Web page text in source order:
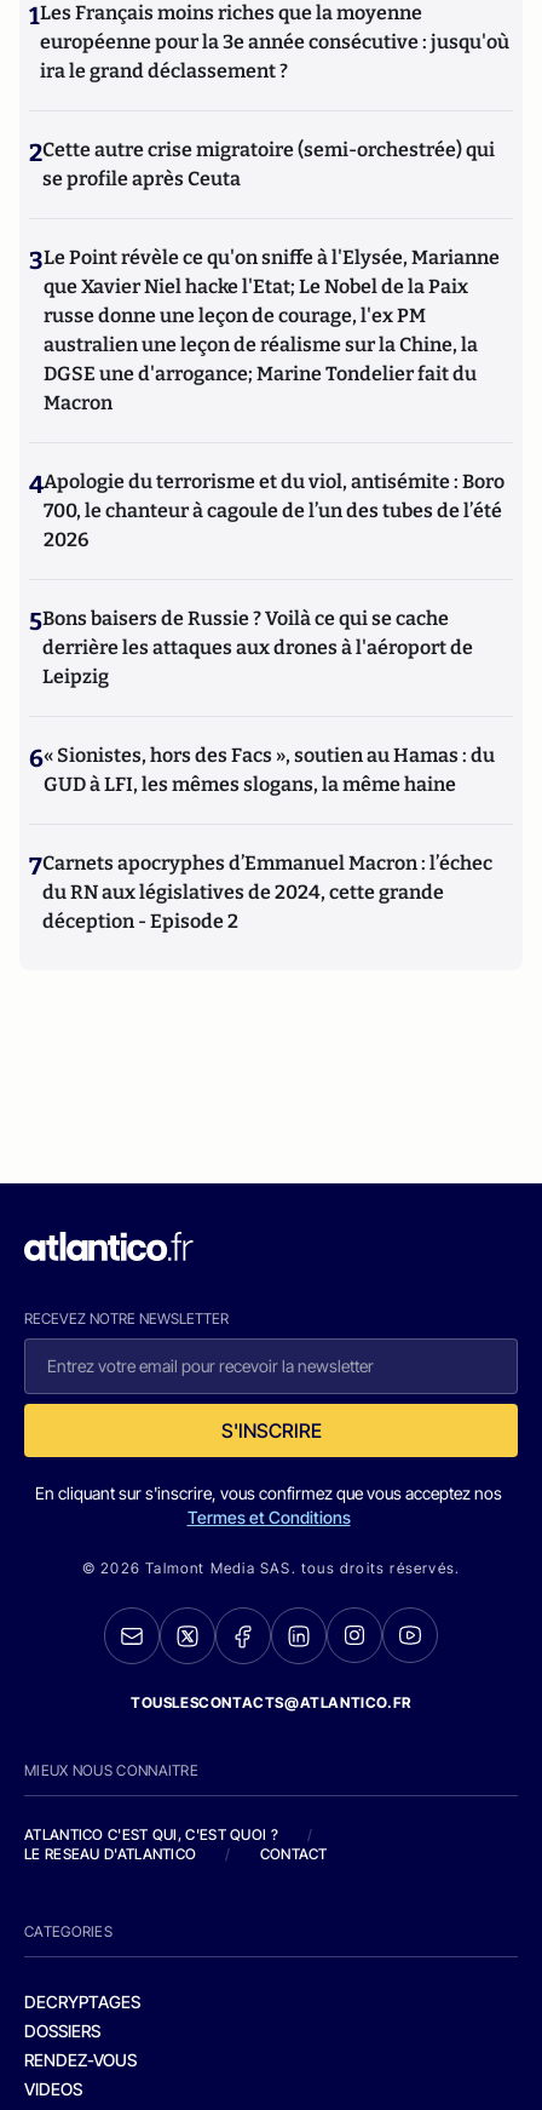
1Les Français moins riches que la moyenne
européenne pour la 3e année consécutive : jusqu'où
ira le grand déclassement ?
2Cette autre crise migratoire (semi-orchestrée) qui
se profile après Ceuta
3Le Point révèle ce qu'on sniffe à l'Elysée, Marianne
que Xavier Niel hacke l'Etat; Le Nobel de la Paix
russe donne une leçon de courage, l'ex PM
australien une leçon de réalisme sur la Chine, la
DGSE une d'arrogance; Marine Tondelier fait du
Macron
4Apologie du terrorisme et du viol, antisémite : Boro
700, le chanteur à cagoule de l’un des tubes de l’été
2026
5Bons baisers de Russie ? Voilà ce qui se cache
derrière les attaques aux drones à l'aéroport de
Leipzig
6« Sionistes, hors des Facs », soutien au Hamas : du
GUD à LFI, les mêmes slogans, la même haine
7Carnets apocryphes d’Emmanuel Macron : l’échec
du RN aux législatives de 2024, cette grande
déception - Episode 2
RECEVEZ NOTRE NEWSLETTER
S'INSCRIRE
En cliquant sur s'inscrire, vous confirmez que vous acceptez nos
Termes et Conditions
© 2026 Talmont Media SAS. tous droits réservés.
TOUSLESCONTACTS@ATLANTICO.FR
MIEUX NOUS CONNAITRE
ATLANTICO C'EST QUI, C'EST QUOI ?
/
LE RESEAU D'ATLANTICO
/ CONTACT
CATEGORIES
DECRYPTAGES
DOSSIERS
RENDEZ-VOUS
VIDEOS